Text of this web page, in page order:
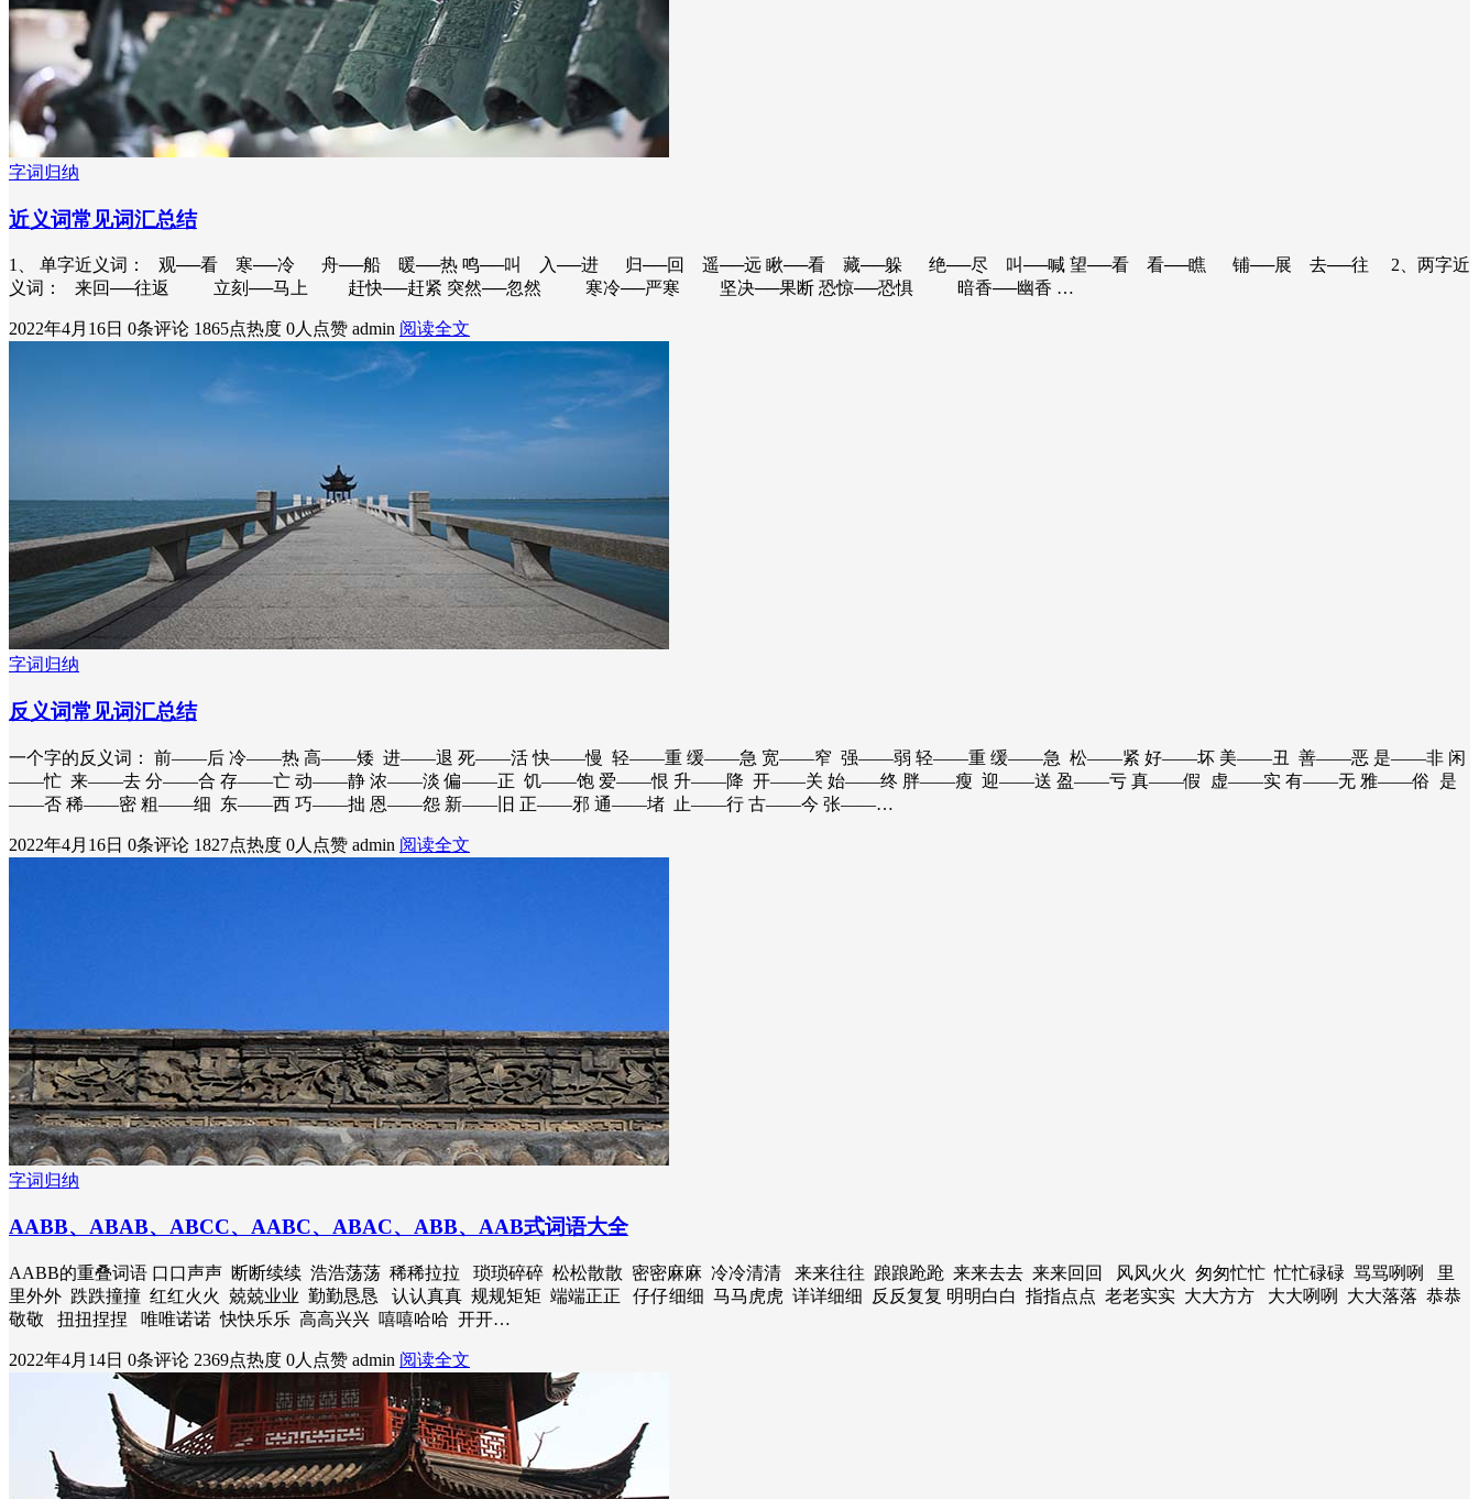
字词归纳
近义词常见词汇总结
1、 单字近义词： 观──看 寒──冷 舟──船 暖──热 鸣──叫 入──进 归──回 遥──远 瞅──看 藏──躲 绝──尽 叫──喊 望──看 看──瞧 铺──展 去──往 2、两字近
义词： 来回──往返 立刻──马上 赶快──赶紧 突然──忽然 寒冷──严寒 坚决──果断 恐惊──恐惧 暗香──幽香 …
2022年4月16日 0条评论 1865点热度 0人点赞 admin 阅读全文
字词归纳
反义词常见词汇总结
一个字的反义词： 前——后 冷——热 高——矮 进——退 死——活 快——慢 轻——重 缓——急 宽——窄 强——弱 轻——重 缓——急 松——紧 好——坏 美——丑 善——恶 是——非 闲
——忙 来——去 分——合 存——亡 动——静 浓——淡 偏——正 饥——饱 爱——恨 升——降 开——关 始——终 胖——瘦 迎——送 盈——亏 真——假 虚——实 有——无 雅——俗 是
——否 稀——密 粗——细 东——西 巧——拙 恩——怨 新——旧 正——邪 通——堵 止——行 古——今 张——…
2022年4月16日 0条评论 1827点热度 0人点赞 admin 阅读全文
字词归纳
AABB、ABAB、ABCC、AABC、ABAC、ABB、AAB式词语大全
AABB的重叠词语 口口声声 断断续续 浩浩荡荡 稀稀拉拉 琐琐碎碎 松松散散 密密麻麻 冷冷清清 来来往往 踉踉跄跄 来来去去 来来回回 风风火火 匆匆忙忙 忙忙碌碌 骂骂咧咧 里
里外外 跌跌撞撞 红红火火 兢兢业业 勤勤恳恳 认认真真 规规矩矩 端端正正 仔仔细细 马马虎虎 详详细细 反反复复 明明白白 指指点点 老老实实 大大方方 大大咧咧 大大落落 恭恭
敬敬 扭扭捏捏 唯唯诺诺 快快乐乐 高高兴兴 嘻嘻哈哈 开开…
2022年4月14日 0条评论 2369点热度 0人点赞 admin 阅读全文